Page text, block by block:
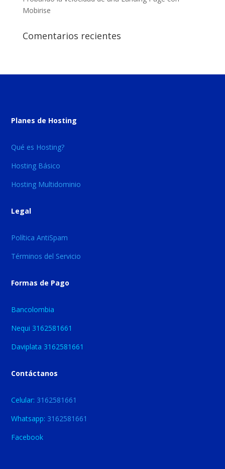
Mobirise
Comentarios recientes
Planes de Hosting
Qué es Hosting?
Hosting Básico
Hosting Multidominio
Legal
Política AntiSpam
Términos del Servicio
Formas de Pago
Bancolombia
Nequi 3162581661
Daviplata 3162581661
Contáctanos
Celular: 3162581661
Whatsapp: 3162581661
Facebook